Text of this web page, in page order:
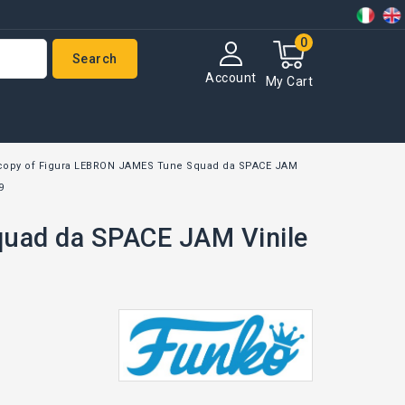
My Cart
0
Account
Search
of Figura LEBRON JAMES Tune Squad da SPACE JAM
da SPACE JAM Vinile